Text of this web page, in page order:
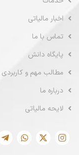
اخبار مالیاتی
تماس با ما
پایگاه دانش
مطالب مهم و کاربردی
درباره ما
لایحه مالیاتی